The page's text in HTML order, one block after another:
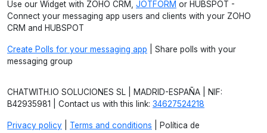
Use our Widget with ZOHO CRM, JOTFORM or HUBSPOT -
Connect your messaging app users and clients with your ZOHO
CRM and HUBSPOT
Create Polls for your messaging app | Share polls with your
messaging group
CHATWITH.IO SOLUCIONES SL | MADRID-ESPAÑA | NIF:
B42935981 | Contact us with this link: 34627524218
Privacy policy Terms and conditions | Política de